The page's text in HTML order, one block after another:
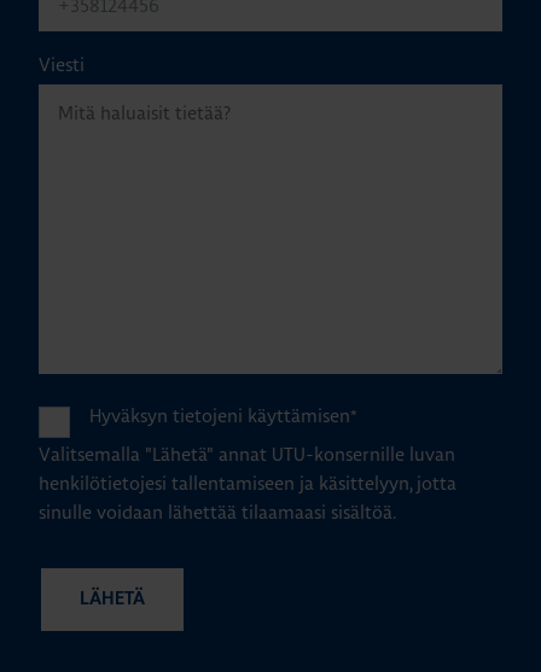
Viesti
Hyväksyn tietojeni käyttämisen*
Valitsemalla "Lähetä" annat UTU-konsernille luvan
henkilötietojesi tallentamiseen ja käsittelyyn, jotta
sinulle voidaan lähettää tilaamaasi sisältöä.